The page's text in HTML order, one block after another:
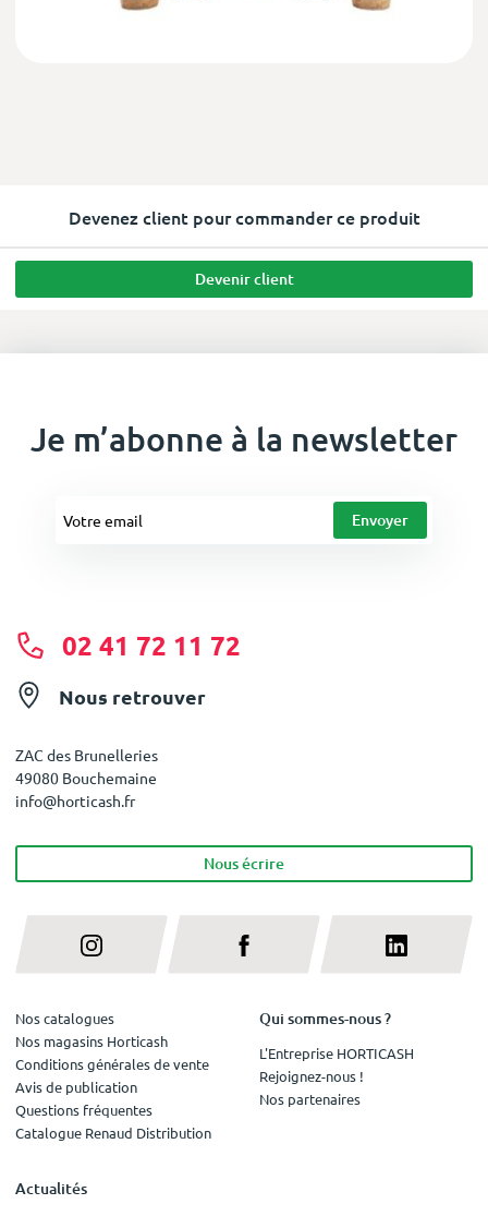
Devenez client pour commander ce produit
Devenir client
Je m’abonne à la newsletter
02 41 72 11 72
Nous retrouver
ZAC des Brunelleries
49080 Bouchemaine
info@horticash.fr
Nous écrire
Nos catalogues
Nos magasins Horticash
Conditions générales de vente
Avis de publication
Questions fréquentes
Catalogue Renaud Distribution
Qui sommes-nous ?
L'Entreprise HORTICASH
Rejoignez-nous !
Nos partenaires
Actualités